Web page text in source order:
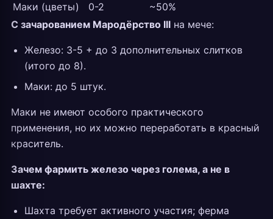
Маки (цветы)
0-2
~50%
С зачарованием Мародёрство III на мече:
Железо: 3-5 + до 3 дополнительных слитков
(итого до 8).
Маки: до 5 штук.
Маки не имеют особого практического
применения, но их можно переработать в красный
краситель.
Зачем фармить железо через голема, а не в
шахте:
Шахта требует активного участия; ферма